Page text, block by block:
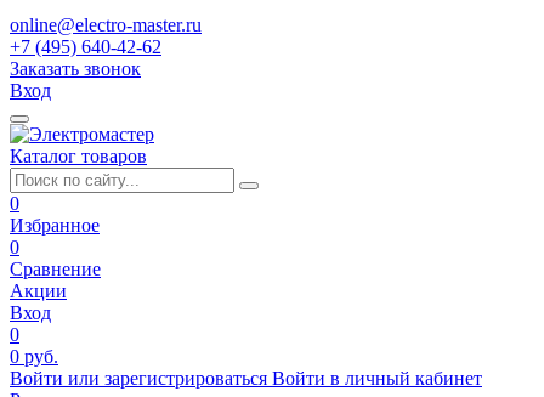
online@electro-master.ru
+7 (495) 640-42-62
Заказать звонок
Вход
Каталог товаров
0
Избранное
0
Сравнение
Акции
Вход
0
0 руб.
Войти или зарегистрироваться Войти в личный кабинет